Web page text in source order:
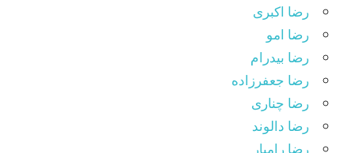
رضا اکبری
رضا امو
رضا بیدرام
رضا جعفرزاده
رضا چناری
رضا دالوند